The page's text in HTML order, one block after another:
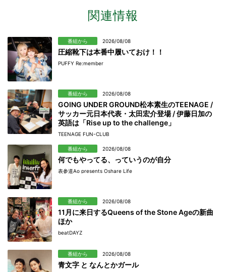
関連情報
番組から 2026/08/08
圧縮靴下は本番中履いておけ！！
PUFFY Re:member
番組から 2026/08/08
GOING UNDER GROUND松本素生のTEENAGE /
サッカー元日本代表・太田宏介登場 / 伊藤日加の
英語は「Rise up to the challenge」
TEENAGE FUN-CLUB
番組から 2026/08/08
何でもやってる、っていうのが自分
表参道Ao presents Oshare Life
番組から 2026/08/08
11月に来日するQueens of the Stone Ageの新曲
ほか
beatDAYZ
番組から 2026/08/08
青文字 と なんとかガール